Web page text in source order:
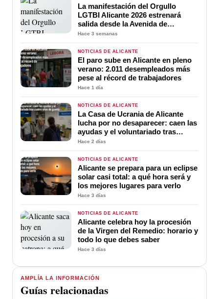
AMPLÍA LA INFORMACIÓN
Guías relacionadas
La manifestación del Orgullo
LGTBI Alicante 2026 estrenará
salida desde la Avenida de
Maisonnave para ganar visibilidad
y convertir el inicio de la marcha en
una gran celebración de la
diversidad
Hace 3 semanas
NOTICIAS DE ALICANTE
El paro sube en Alicante en pleno
verano: 2.011 desempleados más
pese al récord de trabajadores
Hace 1 día
NOTICIAS DE ALICANTE
La Casa de Ucrania de Alicante
lucha por no desaparecer: caen las
ayudas y el voluntariado tras
cuatro años de guerra
Hace 2 días
NOTICIAS DE ALICANTE
Alicante se prepara para un eclipse
solar casi total: a qué hora será y
los mejores lugares para verlo
Hace 3 días
NOTICIAS DE ALICANTE
Alicante celebra hoy la procesión
de la Virgen del Remedio: horario y
todo lo que debes saber
Hace 3 días